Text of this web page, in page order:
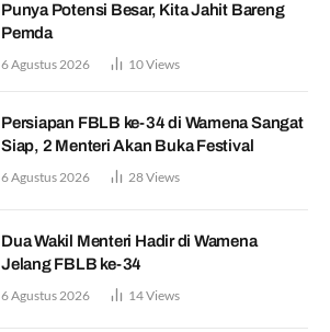
Punya Potensi Besar, Kita Jahit Bareng
Pemda
6 Agustus 2026 10Views
Persiapan FBLB ke-34 di Wamena Sangat
Siap, 2 Menteri Akan Buka Festival
6 Agustus 2026 28Views
Dua Wakil Menteri Hadir di Wamena
Jelang FBLB ke-34
6 Agustus 2026 14Views